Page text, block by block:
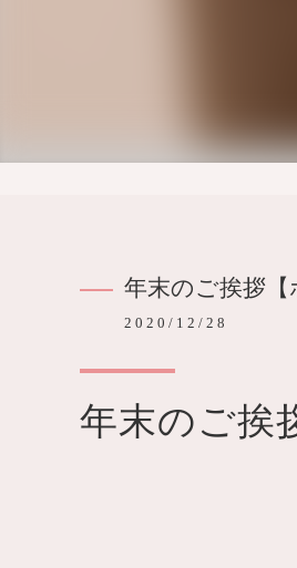
年末のご挨拶【
2020/12/28
年末のご挨